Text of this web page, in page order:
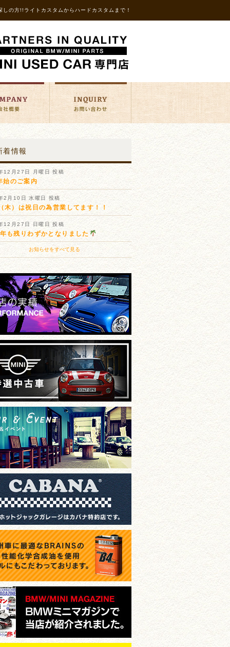
の方!!ライトカスタムからハードカスタムまで！
着情報
12月27日 月曜日 投稿
始のご案内
2月10日 水曜日 投稿
木）は祝日の為営業してます！！
12月27日 日曜日 投稿
も残りわずかとなりました
お知らせをすべて見る